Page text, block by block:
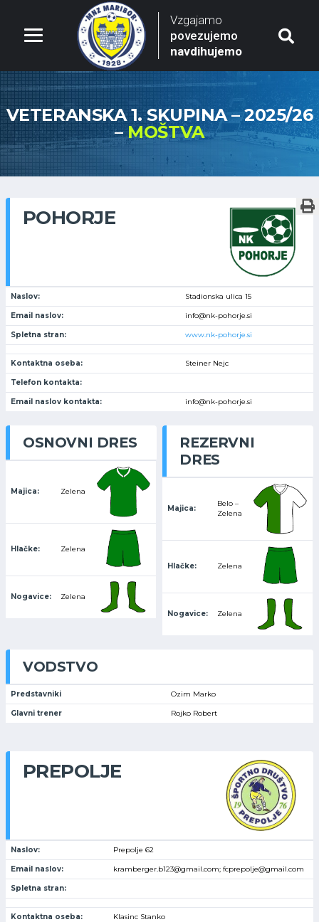
Vzgajamo
povezujemo
navdihujemo
VETERANSKA 1. SKUPINA – 2025/26
–MOŠTVA
POHORJE
Naslov: Stadionska ulica 15
Email naslov: info@nk-pohorje.si
Spletna stran: www.nk-pohorje.si
Kontaktna oseba: Steiner Nejc
Telefon kontakta:
Email naslov kontakta: info@nk-pohorje.si
OSNOVNI DRES
Majica: Zelena
Hlačke: Zelena
Nogavice: Zelena
REZERVNI
DRES
Majica:
Belo –
Zelena
Hlačke: Zelena
Nogavice: Zelena
VODSTVO
Predstavniki Ozim Marko
Glavni trener Rojko Robert
PREPOLJE
Naslov: Prepolje 62
Email naslov: kramberger.b123@gmail.com; fcprepolje@gmail.com
Spletna stran:
Kontaktna oseba: Klasinc Stanko